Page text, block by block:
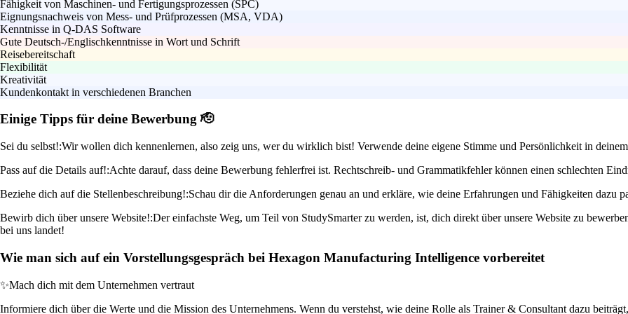
Fähigkeit von Maschinen- und Fertigungsprozessen (SPC)
Eignungsnachweis von Mess- und Prüfprozessen (MSA, VDA)
Kenntnisse in Q-DAS Software
Gute Deutsch-/Englischkenntnisse in Wort und Schrift
Reisebereitschaft
Flexibilität
Kreativität
Kundenkontakt in verschiedenen Branchen
Einige Tipps für deine Bewerbung 🫡
Sei du selbst!:Wir wollen dich kennenlernen, also zeig uns, wer du wirklich bist! Verwende deine eigene Stimme und Persönlichkeit in
Pass auf die Details auf!:Achte darauf, dass deine Bewerbung fehlerfrei ist. Rechtschreib- und Grammatikfehler können einen schlechten
Beziehe dich auf die Stellenbeschreibung!:Schau dir die Anforderungen genau an und erkläre, wie deine Erfahrungen und Fähigkeiten dazu
Bewirb dich über unsere Website!:Der einfachste Weg, um Teil von StudySmarter zu werden, ist, dich direkt über unsere Website zu
bei uns landet!
Wie man sich auf ein Vorstellungsgespräch bei Hexagon Manufacturing Intelligence vorbereitet
✨Mach dich mit dem Unternehmen vertraut
Informiere dich über die Werte und die Mission des Unternehmens. Wenn du verstehst, wie deine Rolle als Trainer & Consultant dazu